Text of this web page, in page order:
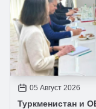
05 Август 2026
Туркменистан и